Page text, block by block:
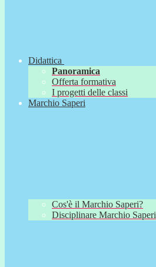
Didattica
Panoramica
Offerta formativa
I progetti delle classi
Marchio Saperi
Cos'è il Marchio Saperi?
Disciplinare Marchio Saperi